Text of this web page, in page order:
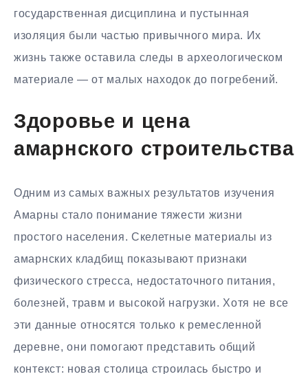
государственная дисциплина и пустынная
изоляция были частью привычного мира. Их
жизнь также оставила следы в археологическом
материале — от малых находок до погребений.
Здоровье и цена
амарнского строительства
Одним из самых важных результатов изучения
Амарны стало понимание тяжести жизни
простого населения. Скелетные материалы из
амарнских кладбищ показывают признаки
физического стресса, недостаточного питания,
болезней, травм и высокой нагрузки. Хотя не все
эти данные относятся только к ремесленной
деревне, они помогают представить общий
контекст: новая столица строилась быстро и